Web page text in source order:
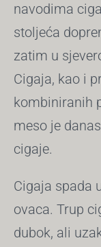
navodima
stoljeća
zatim u
Cigaja, kao i
kombiniranih
meso je
cigaje.
Cigaja spada
ovaca. Trup
dubok, ali